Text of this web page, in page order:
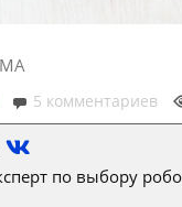
5 комментариев
по выбору